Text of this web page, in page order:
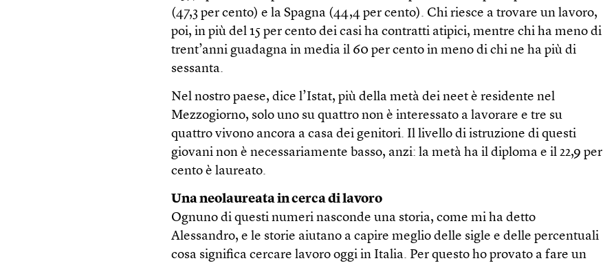
(47,3 per cento) e la Spagna (44,4 per cento). Chi riesce a trovare un lavoro,
poi, in più del 15 per cento dei casi ha contratti atipici, mentre chi ha meno di
trent’anni guadagna in media il 60 per cento in meno di chi ne ha più di
sessanta.
Nel nostro paese, dice l’Istat, più della metà dei neet è residente nel
Mezzogiorno, solo uno su quattro non è interessato a lavorare e tre su
quattro vivono ancora a casa dei genitori. Il livello di istruzione di questi
giovani non è necessariamente basso, anzi: la metà ha il diploma e il 22,9 per
cento è laureato.
Una neolaureata in cerca di lavoro
Ognuno di questi numeri nasconde una storia, come mi ha detto
Alessandro, e le storie aiutano a capire meglio delle sigle e delle percentuali
cosa significa cercare lavoro oggi in Italia. Per questo ho provato a fare un